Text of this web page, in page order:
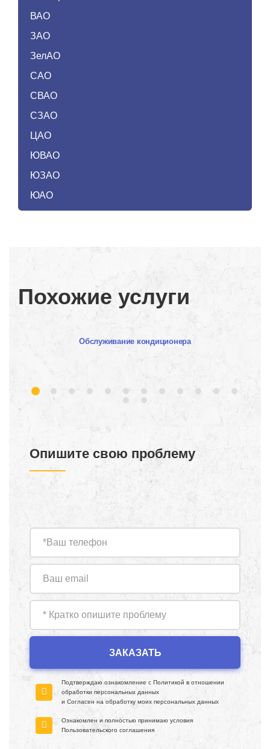
ВАО
ЗАО
ЗелАО
САО
СВАО
СЗАО
ЦАО
ЮВАО
ЮЗАО
ЮАО
Похожие услуги
Обслуживание кондиционера
Опишите свою проблему
Подтверждаю ознакомление с Политикой в отношении
обработки персональных данных
и Согласен на обработку моих персональных данных
Ознакомлен и полностью принимаю условия
Пользовательского соглашения